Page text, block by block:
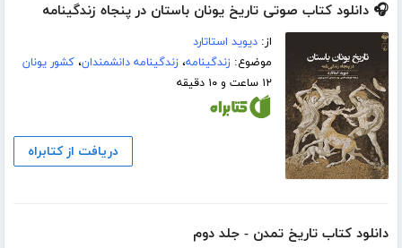
🎧 دانلود کتاب صوتی تاریخ یونان باستان در پنجاه زندگینامه
از:دیوید استاتارد
موضوع:زندگینامه،زندگینامه دانشمندان،کشور یونان
۱۲ ساعت و ۱۰ دقیقه
دریافت از کتابراه
دانلود کتاب تاریخ تمدن - جلد دوم